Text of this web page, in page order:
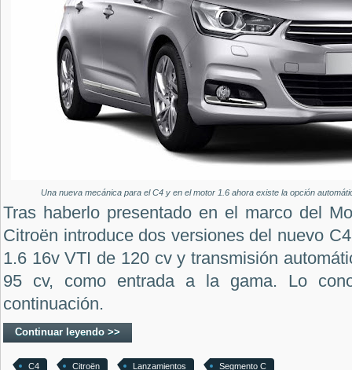
Una nueva mecánica para el C4 y en el motor 1.6 ahora existe la opción
Tras haberlo presentado en el marco del
Citroën introduce dos versiones del nuevo
1.6 16v VTI de 120 cv y transmisión
95 cv, como entrada a la gama. Lo
continuación.
Continuar leyendo >>
C4 Citroën Lanzamientos Segmento C